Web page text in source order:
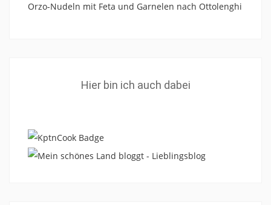
Orzo-Nudeln mit Feta und Garnelen nach Ottolenghi
Hier bin ich auch dabei